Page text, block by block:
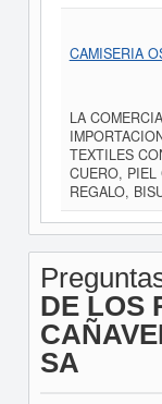
CAMISERIA
LA
TEXTILES
CUERO, PIEL
REGALO,
DE LOS
SA